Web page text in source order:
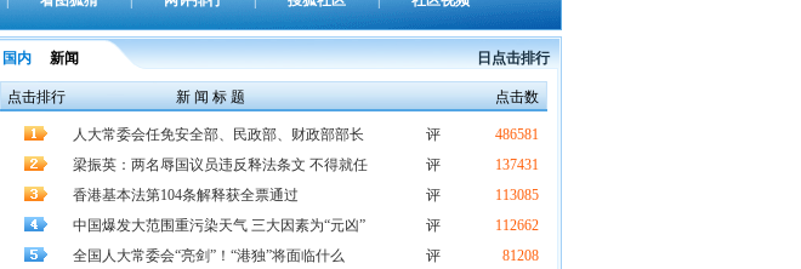
国内 新闻 日点击排行
点击排行 新 闻 标 题 点击数
人大常委会任免安全部、民政部、财政部部长 评
486581
梁振英：两名辱国议员违反释法条文 不得就任
评
137431
香港基本法第104条解释获全票通过
评
113085
中国爆发大范围重污染天气 三大因素为“元凶”
评
112662
全国人大常委会“亮剑”！“港独”将面临什么
评
81208